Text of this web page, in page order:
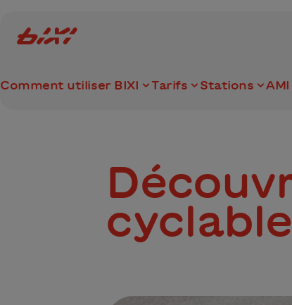
Logo Bixi Montréal
Comment utiliser BIXI Tarifs Stations AMI